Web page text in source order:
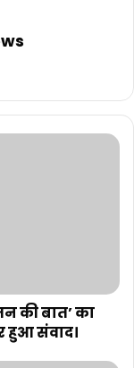
की बात’ का
हुआ संवाद।